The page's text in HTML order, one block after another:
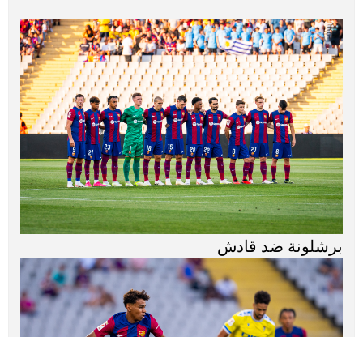
برشلونة ضد قادش